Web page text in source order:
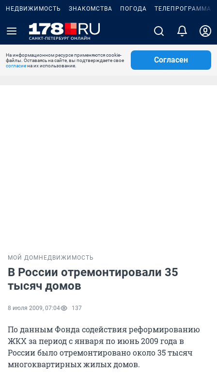
НЕДВИЖИМОСТЬ ЗНАКОМСТВА ПОГОДА ТЕЛЕПРОГРАММА
На информационном ресурсе применяются cookie-
файлы. Оставаясь на сайте, вы подтверждаете свое
согласиена их использование.
Согласен
МОЙ ДОМ НЕДВИЖИМОСТЬ
В России отремонтировали 35
тысяч домов
8 июля 2009, 07:04 137
По данным Фонда содействия реформированию
ЖКХ за период с января по июнь 2009 года в
России было отремонтировано около 35 тысяч
многоквартирных жилых домов.